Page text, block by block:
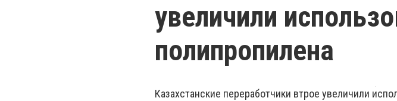
увеличили
полипропилена
Казахстанские переработчики втрое увеличили